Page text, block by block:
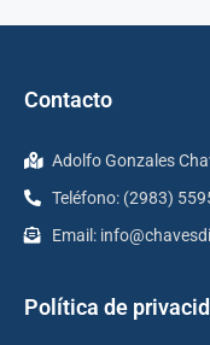
Contacto
Adolfo Gonzales
Teléfono: (2983)
Email:
Política de